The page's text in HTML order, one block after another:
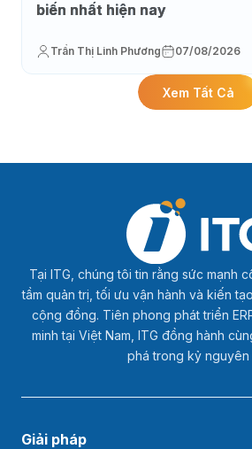
biến nhất hiện nay
Trần Thị Linh Phương 07/08/2026
Xem Tất Cả
Tại ITG, chúng tôi tin rằng sức mạnh
tầm quản trị, tối ưu vận hành và kiến
cộng đồng. Tiên phong phát triển
minh tại Việt Nam, ITG đồng hành
phá trong kỷ nguyên
Giải pháp